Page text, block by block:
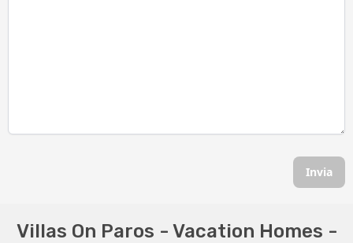
Invia
Villas On Paros - Vacation Homes -